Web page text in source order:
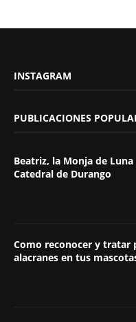
INSTAGRAM
PUBLICACIONES
Beatriz, la Monja de Luna
Catedral de Durango
Como reconocer y tratar
alacranes en tus